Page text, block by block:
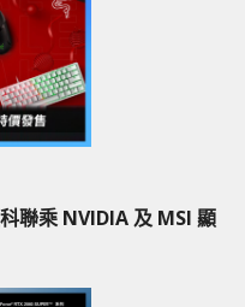
聯乘 NVIDIA 及 MSI 顯